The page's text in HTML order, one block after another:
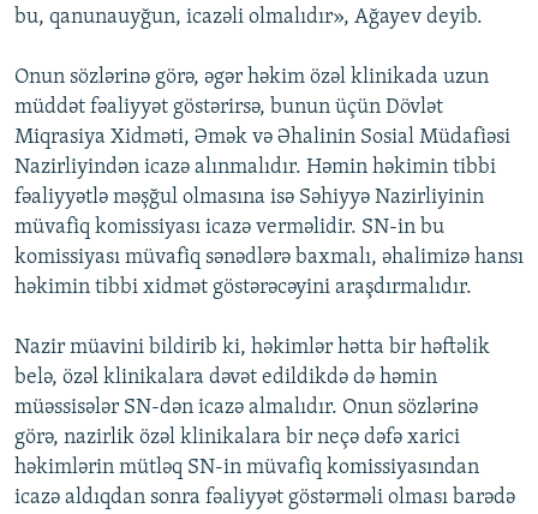
XƏBƏR BÜLLETENLƏRIMIZ
bu, qanunauyğun, icazəli olmalıdır», Ağayev deyib.
Onun sözlərinə görə, əgər həkim özəl klinikada uzun
müddət fəaliyyət göstərirsə, bunun üçün Dövlət
Miqrasiya Xidməti, Əmək və Əhalinin Sosial Müdafiəsi
Nazirliyindən icazə alınmalıdır. Həmin həkimin tibbi
fəaliyyətlə məşğul olmasına isə Səhiyyə Nazirliyinin
müvafiq komissiyası icazə verməlidir. SN-in bu
komissiyası müvafiq sənədlərə baxmalı, əhalimizə hansı
həkimin tibbi xidmət göstərəcəyini araşdırmalıdır.
Nazir müavini bildirib ki, həkimlər hətta bir həftəlik
belə, özəl klinikalara dəvət edildikdə də həmin
müəssisələr SN-dən icazə almalıdır. Onun sözlərinə
görə, nazirlik özəl klinikalara bir neçə dəfə xarici
həkimlərin mütləq SN-in müvafiq komissiyasından
icazə aldıqdan sonra fəaliyyət göstərməli olması barədə